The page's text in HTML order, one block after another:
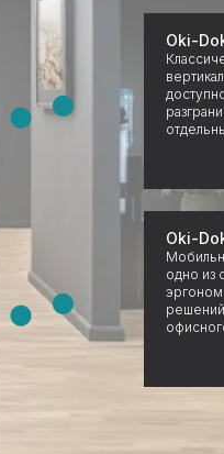
Oki-
Oki-
одно из